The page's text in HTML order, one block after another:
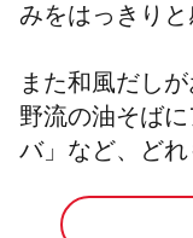
みをはっきりと
また和風だし
野流の油そば
バ」など、どれ